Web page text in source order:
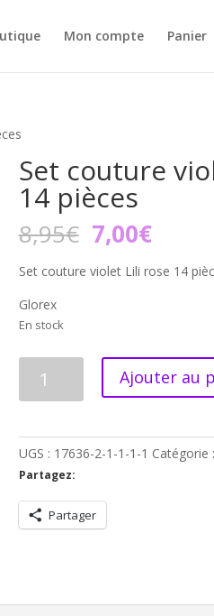
Mon compte Panier
Set couture
14 pièces
8,95€ Le
prix
initial
7,00€Le
prix
actuel
Set couture violet Lili rose 14
Glorex
En stock
violet
Lili
14
pièces
Ajouter au
UGS : 17636-2-1-1-1-1 Catégorie :
Partagez:
Partager